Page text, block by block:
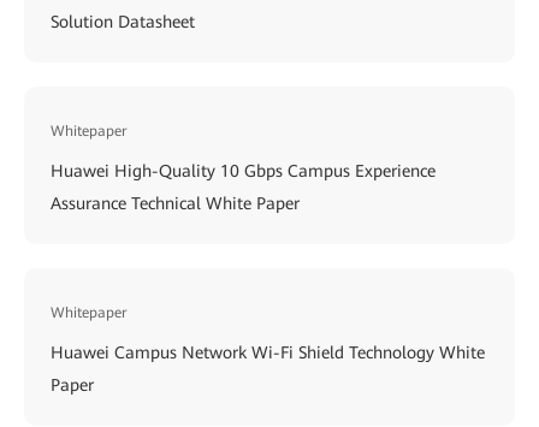
Solution Datasheet
Whitepaper
Huawei High-Quality 10 Gbps Campus Experience
Assurance Technical White Paper
Whitepaper
Huawei Campus Network Wi-Fi Shield Technology White
Paper